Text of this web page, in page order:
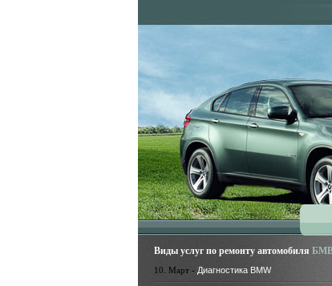
Виды услуг по ремонту автомобиля БМВ
10. Март - Диагностика BMW